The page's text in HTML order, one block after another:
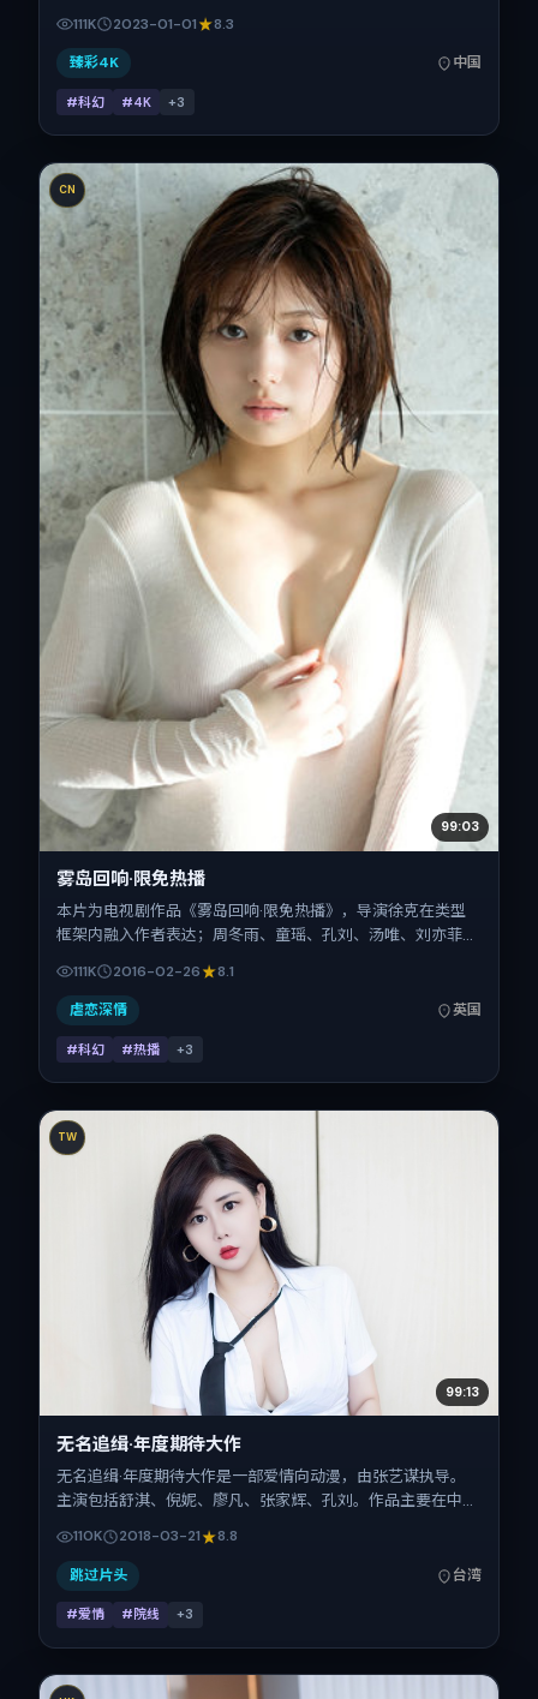
01；片长129分钟；适合关注现实质感与类型片结构的观众。
111K 2023-01-01 8.3
臻彩4K 中国
#科幻 #4K +3
CN
99:03
雾岛回响·限免热播
本片为电视剧作品《雾岛回响·限免热播》，导演徐克在类型
框架内融入作者表达；周冬雨、童瑶、孔刘、汤唯、刘亦菲在
为英国。上映时间 2016年2月26日（公映登记日 2016-02-
26），全片123分钟，节奏张弛有度。
111K 2016-02-26 8.1
虐恋深情 英国
#科幻 #热播 +3
TW
99:13
无名追缉·年度期待大作
无名追缉·年度期待大作是一部爱情向动漫，由张艺谋执导。
主演包括舒淇、倪妮、廖凡、张家辉、孔刘。作品主要在中国
2018-03-21，正片时长104分钟。
110K 2018-03-21 8.8
跳过片头 台湾
#爱情 #院线 +3